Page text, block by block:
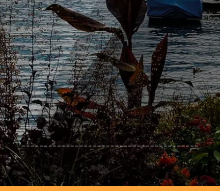
oder Wohnmobilstellplätzen
N
Besichtigung im Seilermuseum
Stockach & im Zeppelinmuseum FN
N
Optionale Ausflüge nach Lindau oder
Bregenz oder den Pfänder
N
Europas größter Wasserfall - Der
Rheinfall in Schaffhausen
N
Die Mindestteilnehmerzahl liegt bei 6 die
max. bei 10 Wohnmobilen